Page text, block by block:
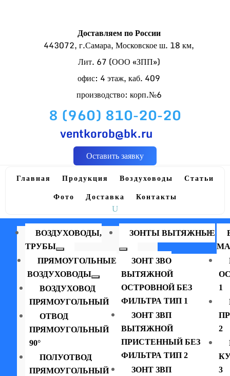
Доставляем по России
443072, г.Самара, Московское ш. 18 км,
Лит. 67 (ООО «ЗПП»)
офис: 4 этаж, каб. 409
производство: корп.№6
8 (960) 810-20-20
ventkorob@bk.ru
Оставить заявку
Главная Продукция Воздуховоды
Статьи
Фото
Доставка Контакты
ВОЗДУХОВОДЫ,
ТРУБЫ
ПРЯМОУГОЛЬНЫЕ
ВОЗДУХОВОДЫ
ВОЗДУХОВОД
ПРЯМОУГОЛЬНЫЙ
ОТВОД
ПРЯМОУГОЛЬНЫЙ
90°
ПОЛУОТВОД
ПРЯМОУГОЛЬНЫЙ
ЗОНТЫ ВЫТЯЖНЫЕ
ЗОНТ ЗВО
ВЫТЯЖНОЙ
ОСТРОВНОЙ БЕЗ
ФИЛЬТРА ТИП 1
ЗОНТ ЗВП
ВЫТЯЖНОЙ
ПРИСТЕННЫЙ БЕЗ
ФИЛЬТРА ТИП 2
ЗОНТ ЗВП
1
2
3